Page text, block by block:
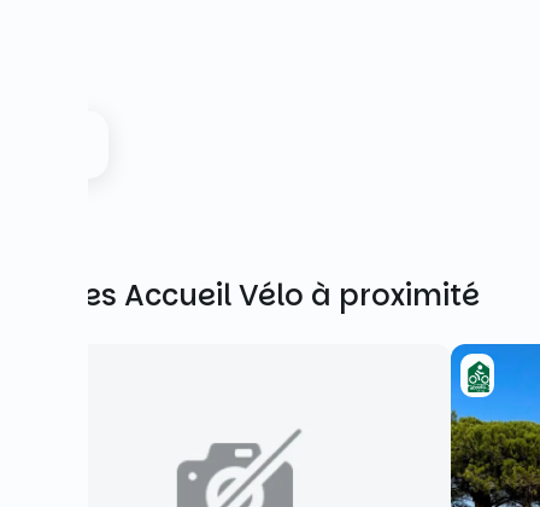
Autres Accueil Vélo à proximité